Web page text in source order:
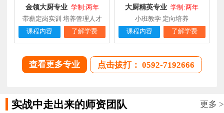
金领大厨专业 学制:两年
带薪定岗实训 培养管理人才
课程内容
了解学费
大厨精英专业 学制:两年
小班教学 定向培养
课程内容
了解学费
查看更多专业 点击拔打： 0592-7192666
实战中走出来的师资团队 更多 >